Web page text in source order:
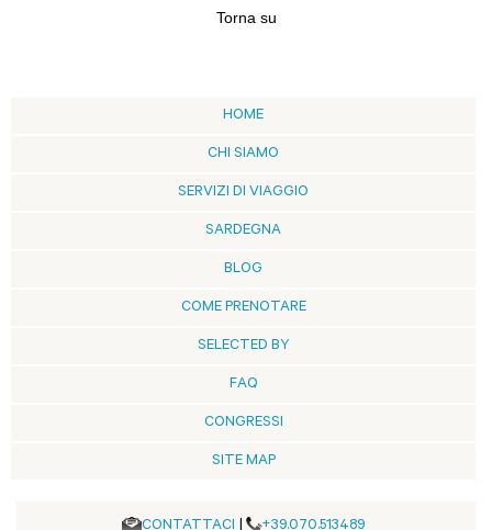
Torna su
HOME
CHI SIAMO
SERVIZI DI VIAGGIO
SARDEGNA
BLOG
COME PRENOTARE
SELECTED BY
FAQ
CONGRESSI
SITE MAP
CONTATTACI +39.070.513489